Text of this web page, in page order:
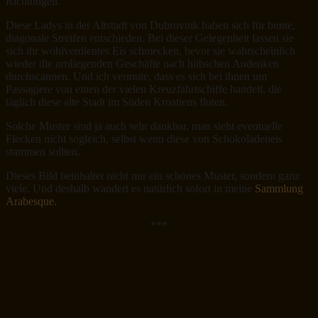
Diese Ladys in der Altstadt von Dubrovnik haben sich für bunte,
diagonale Streifen entschieden. Bei dieser Gelegenheit lassen sie
sich ihr wohlverdientes Eis schmecken, bevor sie wahrscheinlich
wieder die umliegenden Geschäfte nach hübschen Andenken
durchscannen. Und ich vermute, dass es sich bei ihnen um
Passagiere von einen der vielen Kreuzfahrtschiffe handelt, die
täglich diese alte Stadt im Süden Kroatiens fluten.
Solche Muster sind ja auch sehr dankbar, man sieht eventuelle
Flecken nicht sogleich, selbst wenn diese von Schokoladeneis
stammen sollten.
Dieses Bild beinhaltet nicht nur ein schönes Muster, sondern ganz
viele. Und deshalb wandert es natürlich sofort in meine Sammlung
Arabesque.
***